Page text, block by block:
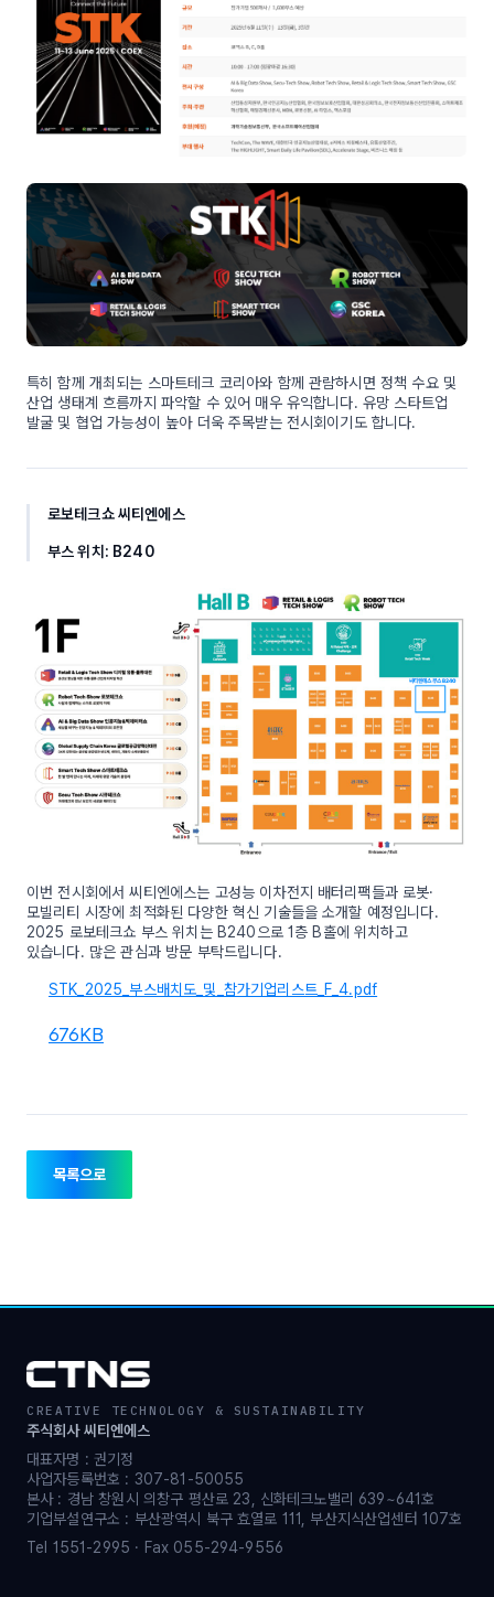
특히 함께 개최되는 스마트테크 코리아와 함께 관람하시면 정책 수요 및
산업 생태계 흐름까지 파악할 수 있어 매우 유익합니다. 유망 스타트업
발굴 및 협업 가능성이 높아 더욱 주목받는 전시회이기도 합니다.
로보테크쇼 씨티엔에스
부스 위치: B240
이번 전시회에서 씨티엔에스는 고성능 이차전지 배터리팩들과 로봇·
모빌리티 시장에 최적화된 다양한 혁신 기술들을 소개할 예정입니다.
2025 로보테크쇼 부스 위치는 B240으로 1층 B홀에 위치하고
있습니다. 많은 관심과 방문 부탁드립니다.
STK_2025_부스배치도_및_참가기업리스트_F_4.pdf
676KB
목록으로
CREATIVE TECHNOLOGY & SUSTAINABILITY
주식회사 씨티엔에스
대표자명 : 권기정
사업자등록번호 : 307-81-50055
본사 : 경남 창원시 의창구 평산로 23, 신화테크노밸리 639~641호
기업부설연구소 : 부산광역시 북구 효열로 111, 부산지식산업센터 107호
Tel 1551-2995 · Fax 055-294-9556